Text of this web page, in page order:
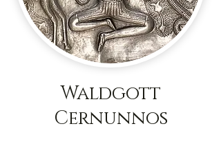
Waldgott
Cernunnos